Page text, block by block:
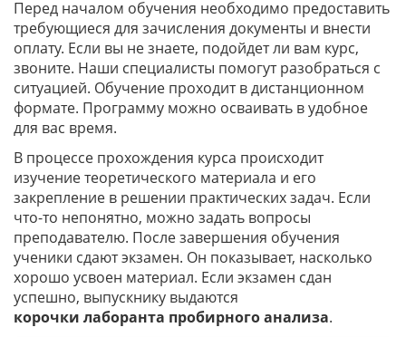
Перед началом обучения необходимо предоставить
требующиеся для зачисления документы и внести
оплату. Если вы не знаете, подойдет ли вам курс,
звоните. Наши специалисты помогут разобраться с
ситуацией. Обучение проходит в дистанционном
формате. Программу можно осваивать в удобное
для вас время.
В процессе прохождения курса происходит
изучение теоретического материала и его
закрепление в решении практических задач. Если
что-то непонятно, можно задать вопросы
преподавателю. После завершения обучения
ученики сдают экзамен. Он показывает, насколько
хорошо усвоен материал. Если экзамен сдан
успешно, выпускнику выдаются
корочки лаборанта пробирного анализа.